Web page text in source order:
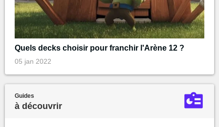
Quels decks choisir pour franchir l'Arène 12 ?
05 jan 2022
Guides
à découvrir